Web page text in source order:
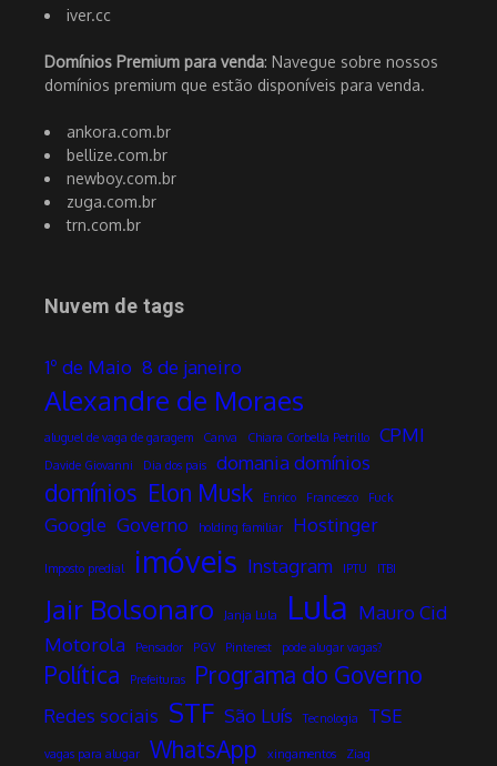
iver.cc
Domínios Premium para venda: Navegue sobre nossos
domínios premium que estão disponíveis para venda.
ankora.com.br
bellize.com.br
newboy.com.br
zuga.com.br
trn.com.br
Nuvem de tags
1º de Maio 8 de janeiro
Alexandre de Moraes
aluguel de vaga de garagem Canva Chiara Corbella Petrillo CPMI
Davide Giovanni Dia dos pais domania domínios
domínios Elon Musk Enrico Francesco Fuck
Google Governo holding familiar Hostinger
Imposto predial imóveis Instagram IPTU ITBI
Jair Bolsonaro Janja Lula Lula Mauro Cid
Motorola
Pensador PGV Pinterest pode alugar vagas?
Política Prefeituras Programa do Governo
Redes sociais STF São Luís Tecnologia TSE
vagas para alugar WhatsApp xingamentos Ziag